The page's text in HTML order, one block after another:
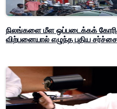
நிலங்களை மீள ஒப்படைக்கக்
விற்பனையால் எழுந்த புதிய